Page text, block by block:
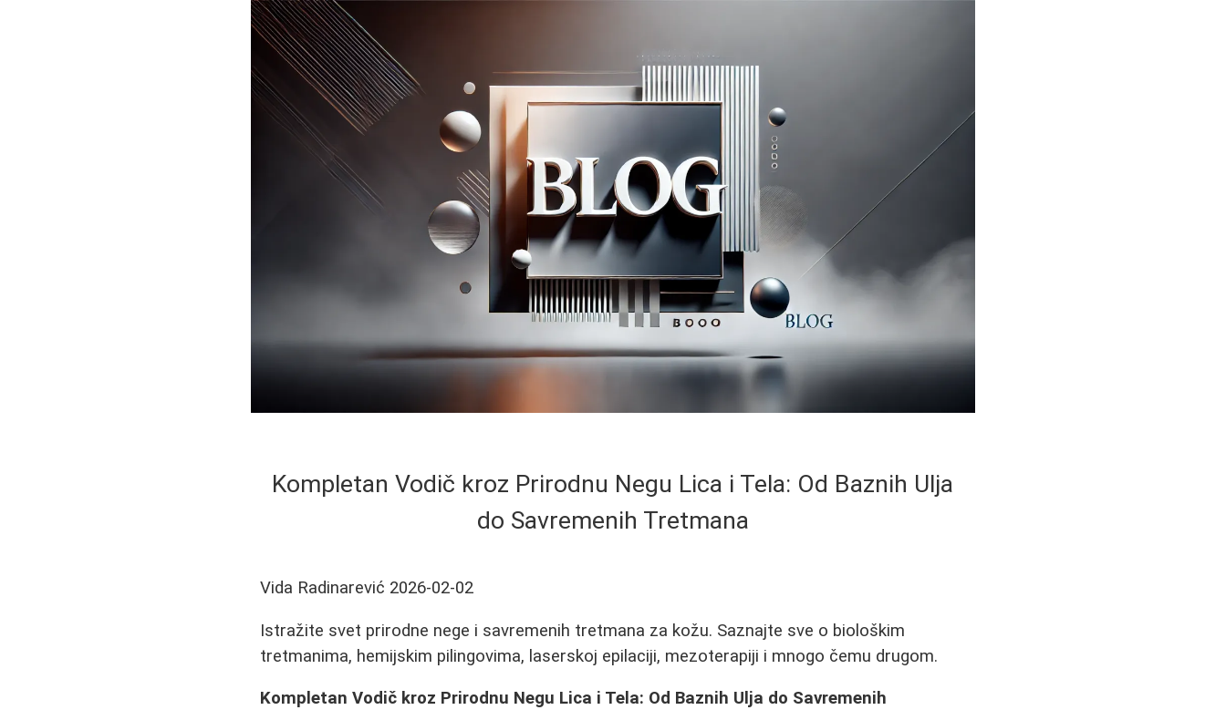
Kompletan Vodič kroz Prirodnu Negu Lica i Tela: Od Baznih Ulja
do Savremenih Tretmana
Vida Radinarević 2026-02-02
Istražite svet prirodne nege i savremenih tretmana za kožu. Saznajte sve o biološkim
tretmanima, hemijskim pilingovima, laserskoj epilaciji, mezoterapiji i mnogo čemu drugom.
Kompletan Vodič kroz Prirodnu Negu Lica i Tela: Od Baznih Ulja do Savremenih